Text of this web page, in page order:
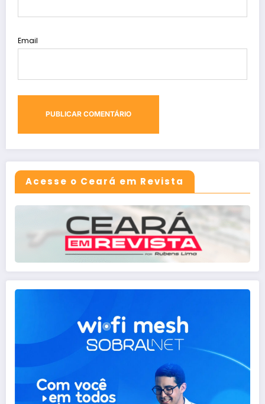
Email
Acesse o Ceará em Revista